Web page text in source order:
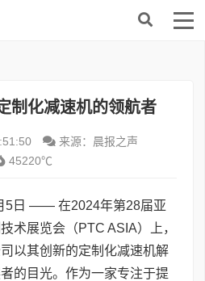
制化减速机的领航者
来源：晨报之声
45220℃
5日 —— 在2024年第28届亚
术展览会（PTC ASIA）上，
以其创新的定制化减速机解
的目光。作为一家专注于提